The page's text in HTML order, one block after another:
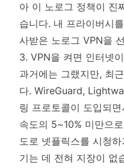
아 이 노로그 정책이 진
습니다. 내 프라이버시
사받은 노로그 VPN을
3. VPN을 켜면 인터넷
과거에는 그랬지만, 최
다. WireGuard,
링 프로토콜이 도입되
속도의 5~10% 미만으
도로 넷플릭스를 시청
기는 데 전혀 지장이 없